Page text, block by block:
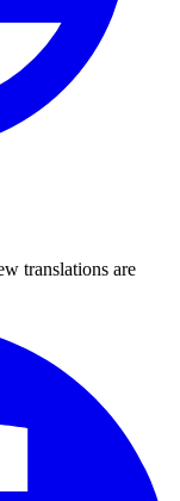
translations are